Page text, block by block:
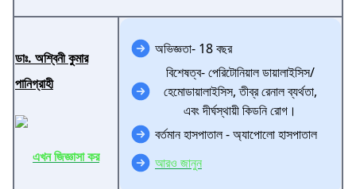
ডাঃ. অশ্বিনী কুমার
পানিগ্রাহী
এখন জিজ্ঞাসা কর
অভিজ্ঞতা- 18 বছর
বিশেষত্ব- পেরিটোনিয়াল ডায়ালাইসিস/
হেমোডায়ালাইসিস, তীব্র রেনাল ব্যর্থতা,
এবং দীর্ঘস্থায়ী কিডনি রোগ।
বর্তমান হাসপাতাল - অ্যাপোলো হাসপাতাল
আরও জানুন